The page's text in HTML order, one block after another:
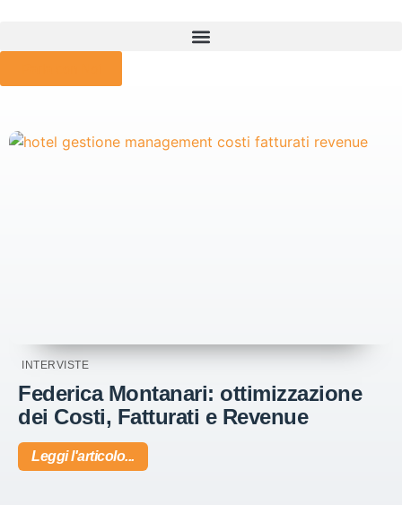
INTERVISTE
Federica Montanari: ottimizzazione
dei Costi, Fatturati e Revenue
Leggi l'articolo...